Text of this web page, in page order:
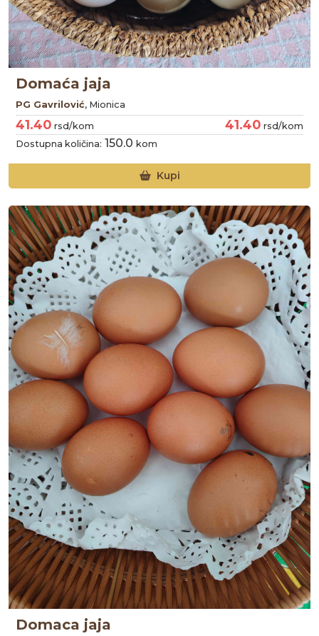
Domaća jaja
PG Gavrilović, Mionica
41.40 rsd/kom 41.40 rsd/kom
Dostupna količina: 150.0 kom
Kupi
Domaca jaja